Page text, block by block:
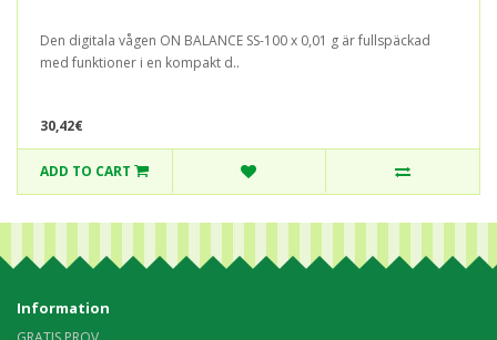
Den digitala vågen ON BALANCE SS-100 x 0,01 g är fullspäckad
med funktioner i en kompakt d..
30,42€
ADD TO CART
Information